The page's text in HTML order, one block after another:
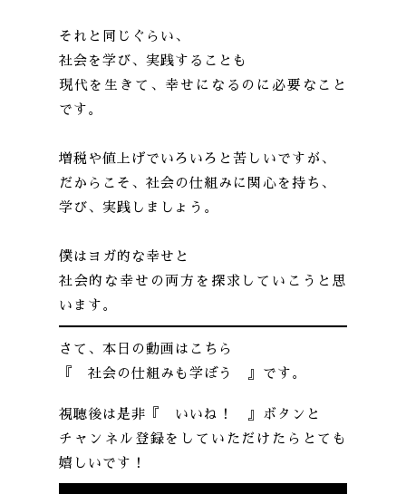
それと同じぐらい、
社会を学び、実践することも
現代を生きて、幸せになるのに必要なこと
です。
増税や値上げでいろいろと苦しいですが、
だからこそ、社会の仕組みに関心を持ち、
学び、実践しましょう。
僕はヨガ的な幸せと
社会的な幸せの両方を探求していこうと思
います。
さて、本日の動画はこちら
『 社会の仕組みも学ぼう 』です。
視聴後は是非『 いいね！ 』ボタンと
チャンネル登録をしていただけたらとても
嬉しいです！